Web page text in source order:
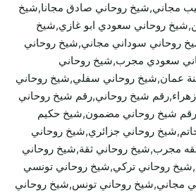
مجاني,شيخ روحاني صادق مجانا,شيخ
روحاني سعودي ابو غازي,شيخ
روحاني سوداني مجاني,شيخ روحاني
سعودي مجرب,شيخ روحاني
عمان,شيخ روحاني سفلي,شيخ روحاني
شيخ روحاني,رقم شيخ روحاني
شيخ روحاني مضمون,شيخ حكيم
روحاني جزائري,شيخ روحاني
مجرب,شيخ روحاني ثقة,شيخ روحاني
روحاني تركي,شيخ روحاني تونسي
مجاني,شيخ روحاني تونس,شيخ روحاني